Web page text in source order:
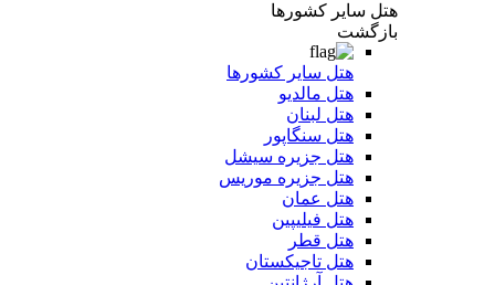
هتل سایر کشورها
بازگشت
هتل سایر کشورها
هتل مالدیو
هتل لبنان
هتل سنگاپور
هتل جزیره سیشل
هتل جزیره موریس
هتل عمان
هتل فیلیپین
هتل قطر
هتل تاجیکستان